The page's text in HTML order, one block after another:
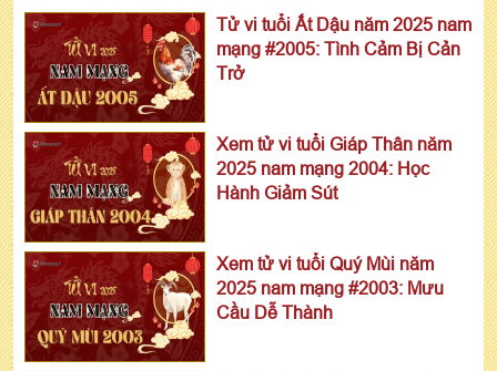
Tử vi tuổi Ất Dậu năm 2025 nam
mạng #2005: Tình Cảm Bị Cản
Trở
Xem tử vi tuổi Giáp Thân năm
2025 nam mạng 2004: Học
Hành Giảm Sút
Xem tử vi tuổi Quý Mùi năm
2025 nam mạng #2003: Mưu
Cầu Dễ Thành